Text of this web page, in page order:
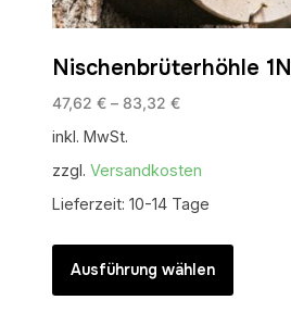
Nischenbrüterhöhle 1N
47,62€ – 83,32€
inkl. MwSt.
zzgl.Versandkosten
Lieferzeit:10-14 Tage
Ausführung wählen
weist